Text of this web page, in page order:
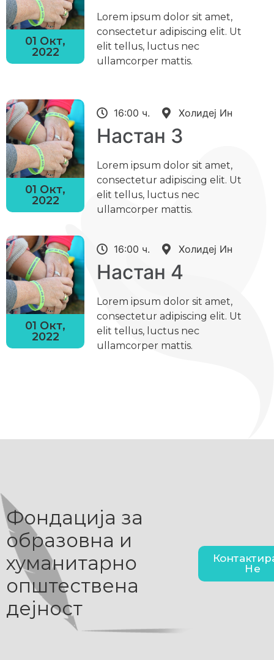
01 Окт,
2022
Lorem ipsum dolor sit amet,
consectetur adipiscing elit. Ut
elit tellus, luctus nec
ullamcorper mattis.
01 Окт,
2022
16:00 ч. Холидеј Ин
Настан 3
Lorem ipsum dolor sit amet,
consectetur adipiscing elit. Ut
elit tellus, luctus nec
ullamcorper mattis.
01 Окт,
2022
16:00 ч. Холидеј Ин
Настан 4
Lorem ipsum dolor sit amet,
consectetur adipiscing elit. Ut
elit tellus, luctus nec
ullamcorper mattis.
Фондација за
образовна и
хуманитарно
општествена
дејност
Не